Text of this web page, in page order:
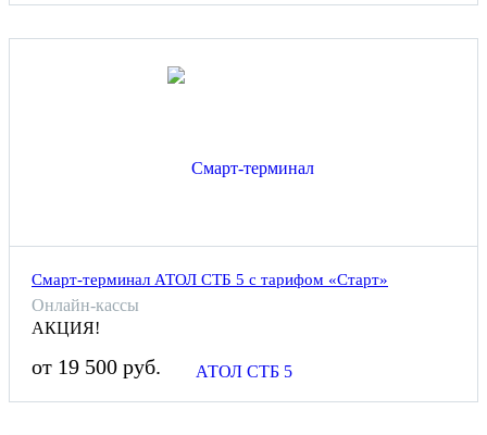
Смарт-терминал АТОЛ СТБ 5 с тарифом «Старт»
Онлайн-кассы
АКЦИЯ!
от 19 500 руб.